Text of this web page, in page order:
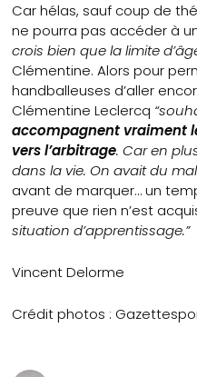
Car hélas, sauf coup de
ne pourra pas accéder à
crois bien que la limite
Clémentine. Alors pour
handballeuses d’aller
Clémentine Leclercq
accompagnent vraiment
vers l’arbitrage. Car en
dans la vie. On avait du
avant de marquer… un
preuve que rien n’est
situation d’apprentissage.”
Vincent Delorme
Crédit photos :